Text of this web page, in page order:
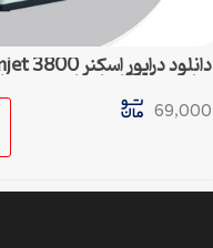
نهایی و سازگار با تمام ویندوزها
69,000